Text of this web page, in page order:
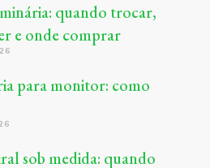
quando trocar,
e onde comprar
para monitor: como
sob medida: quando